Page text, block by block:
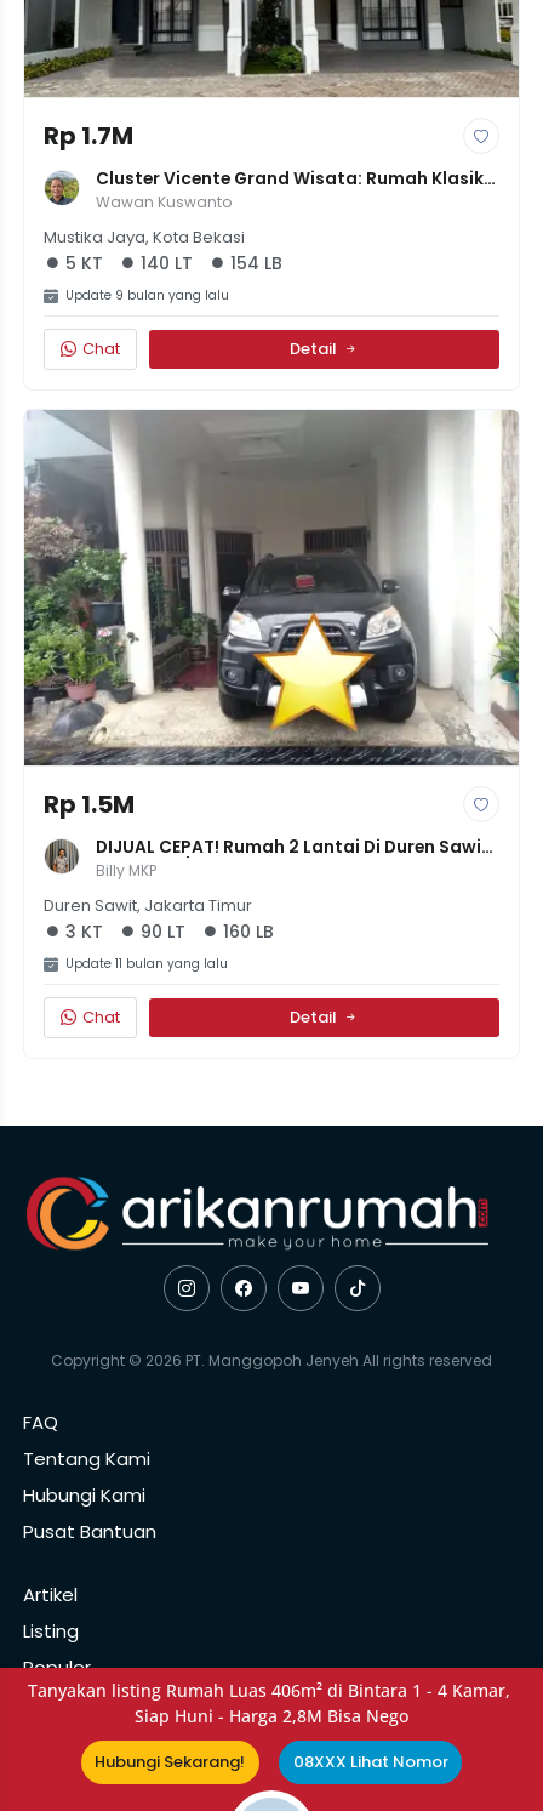
Rp 1.7M
Cluster Vicente Grand Wisata: Rumah Klasik
Modern Di Kawasan Elite Bekasi - Harga 1.7M
Wawan Kuswanto
Mustika Jaya, Kota Bekasi
5 KT 140 LT 154 LB
Update 9 bulan yang lalu
Chat Detail
Rp 1.5M
DIJUAL CEPAT! Rumah 2 Lantai Di Duren Sawit
– LT 90m² / LB 160m² – SHM, PLN 2200 – Harga
1,5M NEGO
Billy MKP
Duren Sawit, Jakarta Timur
3 KT 90 LT 160 LB
Update 11 bulan yang lalu
Chat Detail
Copyright © 2026 PT. Manggopoh Jenyeh All rights reserved
FAQ
Tentang Kami
Hubungi Kami
Pusat Bantuan
Artikel
Listing
Populer
Rekomendasi
Kebijakan Privasi
Tanyakan listing Rumah Luas 406m² di Bintara 1 - 4 Kamar,
Siap Huni - Harga 2,8M Bisa Nego
Hubungi Sekarang! 08XXX Lihat Nomor